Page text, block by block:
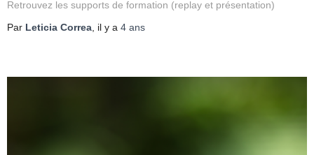
Retrouvez les supports de formation (replay et présentation)
Par Leticia Correa, il y a 4 ans